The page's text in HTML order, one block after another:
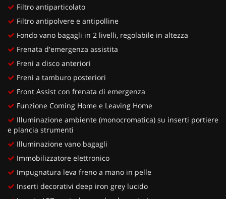
Filtro antiparticolato
Filtro antipolvere e antipolline
Fondo vano bagagli in 2 livelli, regolabile in altezza
Frenata d'emergenza assistita
Freni a disco anteriori
Freni a tamburo posteriori
Front Assist con frenata di emergenza
Funzione Coming Home e Leaving Home
Illuminazione ambiente (monocromatica) su inserti portiere
e plancia strumenti
Illuminazione vano bagagli
Immobilizzatore elettronico
Impugnatura leva freno a mano in pelle
Inserti decorativi deep iron grey lucido